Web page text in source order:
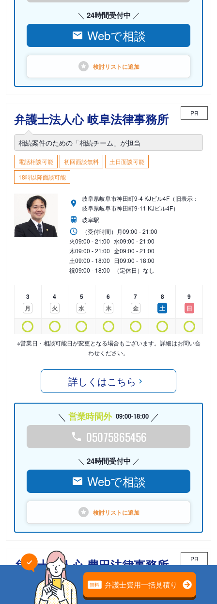
24時間受付中
Webで相談
検討リストに追加
弁護士法人心 岐阜法律事務所 PR
相続案件のための「相続チーム」が担当
電話相談可能 初回面談無料
土日面談可能
18時以降面談可能
岐阜県岐阜市神田町9-4 KJビル4F（旧表示：
岐阜県岐阜市神田町9-11 KJビル4F）
岐阜駅
（受付時間） 月09:00 - 21:00
火09:00 - 21:00 水09:00 - 21:00
木09:00 - 21:00 金09:00 - 21:00
土09:00 - 18:00 日09:00 - 18:00
祝09:00 - 18:00 （定休日）なし
3
月
4
火
5
水
6
木
7
金
8
土
9
日
※営業日・相談可能日が変更となる場合もございます。詳細はお問い合
わせください。
詳しくはこちら
営業時間外 09:00-18:00
05075865456
24時間受付中
Webで相談
検討リストに追加
弁護士法人心 豊田法律事務所 PR
相続案件のための「相続チーム」が担当